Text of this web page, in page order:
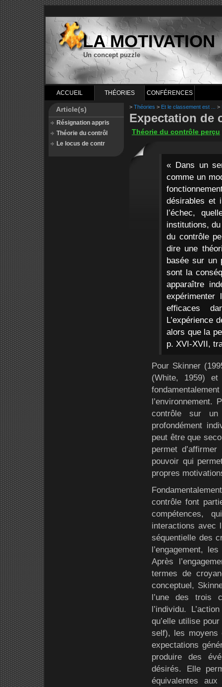
LA MOTIVATION
Un concept puzzle
ACCUEIL THÉORIES CONFÉRENCES
Article(s)
Résignation appris
Théorie du contrôl
Le locus de contr
> Théories > Et le classement est ... >
Expectation de
Théorie du contrôle perçu
« Dans un
comme un
désirables et
l’échec,
institutions,
du contrôle
dire une
basée sur un
sont la
apparaître
efficaces
L’expérience
alors que la
p. XVI-XVII,
Pour Skinner
(White, 1959)
l’environnement.
contrôle sur un
profondément
peut être que
permet
pouvoir qui
propres
contrôle font
compétences,
interactions avec
séquentielle des
l’engagement,
Après
termes de
conceptuel,
l’une des trois
l’individu.
qu’elle utilise
self), les moyens
expectations
produire des
désirés. Elle
équivalentes